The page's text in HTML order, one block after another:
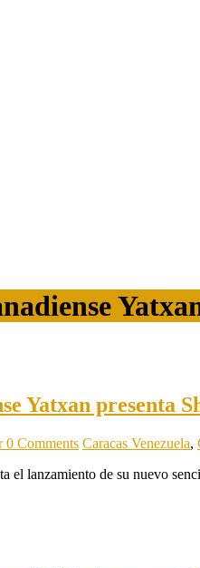
Yatxan presenta
0 Comments Caracas Venezuela,
el lanzamiento de su nuevo